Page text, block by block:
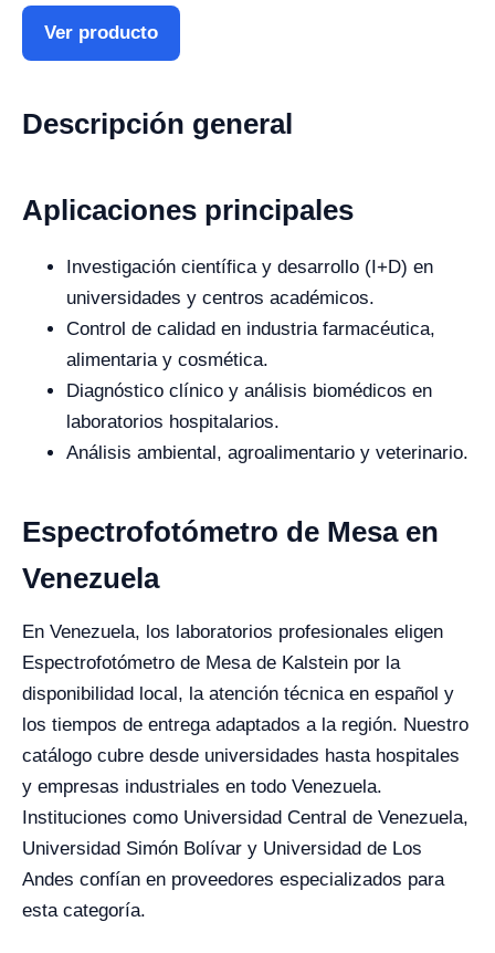
Ver producto
Descripción general
Aplicaciones principales
Investigación científica y desarrollo (I+D) en
universidades y centros académicos.
Control de calidad en industria farmacéutica,
alimentaria y cosmética.
Diagnóstico clínico y análisis biomédicos en
laboratorios hospitalarios.
Análisis ambiental, agroalimentario y veterinario.
Espectrofotómetro de Mesa en
Venezuela
En Venezuela, los laboratorios profesionales eligen
Espectrofotómetro de Mesa de Kalstein por la
disponibilidad local, la atención técnica en español y
los tiempos de entrega adaptados a la región. Nuestro
catálogo cubre desde universidades hasta hospitales
y empresas industriales en todo Venezuela.
Instituciones como Universidad Central de Venezuela,
Universidad Simón Bolívar y Universidad de Los
Andes confían en proveedores especializados para
esta categoría.